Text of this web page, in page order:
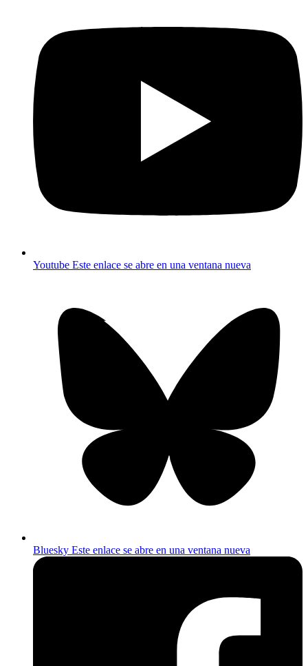
Youtube Este enlace se abre en una ventana nueva
Bluesky Este enlace se abre en una ventana nueva